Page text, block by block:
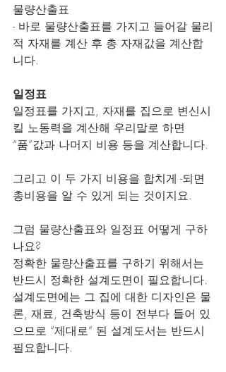
물량산출표
- 바로 물량산출표를 가지고 들어갈 물리
적 자재를 계산 후 총 자재값을 계산합
니다.
일정표
일정표를 가지고, 자재를 집으로 변신시
킬 노동력을 계산해 우리말로 하면
“품”값과 나머지 비용 등을 계산합니다.
그리고 이 두 가지 비용을 합치게 -되면
총비용을 알 수 있게 되는 것이지요.
그럼 물량산출표와 일정표 어떻게 구하
나요?
정확한 물량산출표를 구하기 위해서는
반드시 정확한 설계도면이 필요합니다.
설계도면에는 그 집에 대한 디자인은 물
론, 재료, 건축방식 등이 전부다 들어 있
으므로 “제대로” 된 설계도서는 반드시
필요합니다.